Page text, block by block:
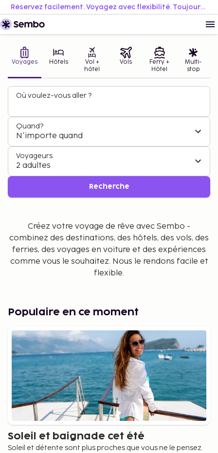
Réservez facilement. Voyagez avec flexibilité. Toujours au meilleur prix.
Voyages Hôtels
Vol +
hôtel
Vols
Ferry +
Hôtel
Multi-
stop
Où voulez-vous aller ?
Quand?
N'importe quand
Voyageurs
2 adultes
Recherche
Planifiez votre été
Les meilleurs voyages d’été ☀️
Découvrez nos offres d’été
Créez votre voyage de rêve avec Sembo -
combinez des destinations, des hôtels, des vols, des
ferries, des voyages en voiture et des expériences
comme vous le souhaitez. Nous le rendons facile et
flexible.
Populaire en ce moment
Soleil et baignade cet été
Soleil et détente sont plus proches que vous ne le pensez.